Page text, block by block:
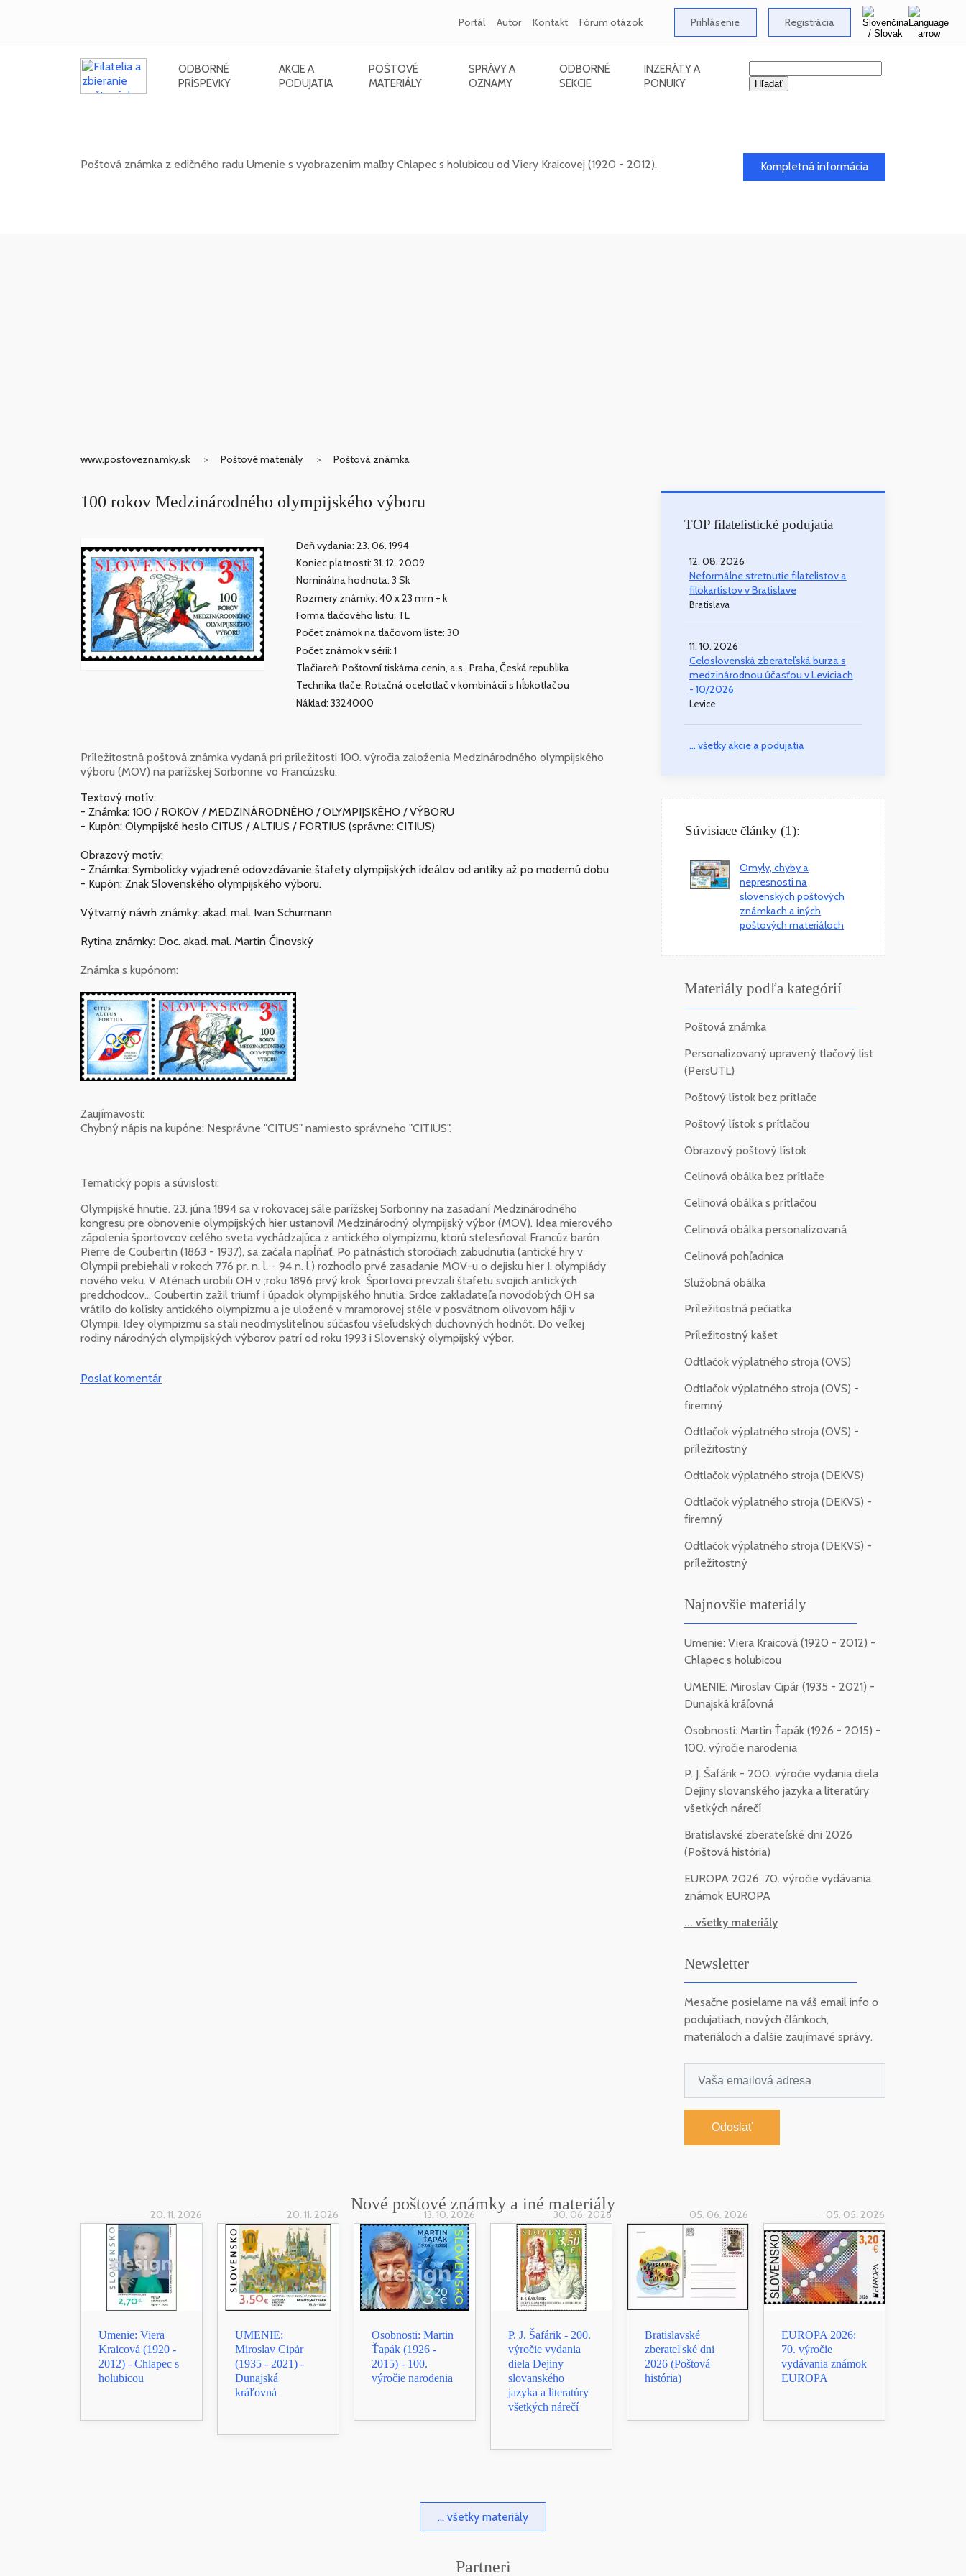
Portál Autor Kontakt Fórum otázok Prihlásenie Registrácia
ODBORNÉ
PRÍSPEVKY
AKCIE A
PODUJATIA
POŠTOVÉ
MATERIÁLY
SPRÁVY A
OZNAMY
ODBORNÉ
SEKCIE
INZERÁTY A
PONUKY
Poštová známka z edičného radu Umenie s vyobrazením maľby Chlapec s holubicou od Viery Kraicovej (1920 - 2012).
Kompletná informácia
www.postoveznamky.sk Poštové materiály Poštová známka
100 rokov Medzinárodného olympijského výboru
Deň vydania: 23. 06. 1994
Koniec platnosti: 31. 12. 2009
Nominálna hodnota: 3 Sk
Rozmery známky: 40 x 23 mm + k
Forma tlačového listu: TL
Počet známok na tlačovom liste: 30
Počet známok v sérii: 1
Tlačiareň: Poštovní tiskárna cenin, a.s., Praha, Česká republika
Technika tlače: Rotačná oceľotlač v kombinácii s hĺbkotlačou
Náklad: 3324000
Príležitostná poštová známka vydaná pri príležitosti 100. výročia založenia Medzinárodného olympijského
výboru (MOV) na parížskej Sorbonne vo Francúzsku.
Textový motív:
- Známka: 100 / ROKOV / MEDZINÁRODNÉHO / OLYMPIJSKÉHO / VÝBORU
- Kupón: Olympijské heslo CITUS / ALTIUS / FORTIUS (správne: CITIUS)
Obrazový motív:
- Známka: Symbolicky vyjadrené odovzdávanie štafety olympijských ideálov od antiky až po modernú dobu
- Kupón: Znak Slovenského olympijského výboru.
Výtvarný návrh známky: akad. mal. Ivan Schurmann
Rytina známky: Doc. akad. mal. Martin Činovský
Známka s kupónom:
Zaujímavosti:
Chybný nápis na kupóne: Nesprávne "CITUS" namiesto správneho "CITIUS".
Tematický popis a súvislosti:
Olympijské hnutie. 23. júna 1894 sa v rokovacej sále parížskej Sorbonny na zasadaní Medzinárodného
kongresu pre obnovenie olympijských hier ustanovil Medzinárodný olympijský výbor (MOV). Idea mierového
zápolenia športovcov celého sveta vychádzajúca z antického olympizmu, ktorú stelesňoval Francúz barón
Pierre de Coubertin (1863 - 1937), sa začala napĺňať. Po pätnástich storočiach zabudnutia (antické hry v
Olympii prebiehali v rokoch 776 pr. n. l. - 94 n. l.) rozhodlo prvé zasadanie MOV-u o dejisku hier I. olympiády
nového veku. V Aténach urobili OH v ;roku 1896 prvý krok. Športovci prevzali štafetu svojich antických
predchodcov... Coubertin zažil triumf i úpadok olympijského hnutia. Srdce zakladateľa novodobých OH sa
vrátilo do kolísky antického olympizmu a je uložené v mramorovej stéle v posvätnom olivovom háji v
Olympii. Idey olympizmu sa stali neodmysliteľnou súčasťou všeľudských duchovných hodnôt. Do veľkej
rodiny národných olympijských výborov patrí od roku 1993 i Slovenský olympijský výbor.
Poslať komentár
TOP filatelistické podujatia
12. 08. 2026
Neformálne stretnutie filatelistov a
filokartistov v Bratislave
Bratislava
11. 10. 2026
Celoslovenská zberateľská burza s
medzinárodnou účasťou v Leviciach
- 10/2026
Levice
... všetky akcie a podujatia
Súvisiace články (1):
Omyly, chyby a
nepresnosti na
slovenských poštových
známkach a iných
poštových materiáloch
Materiály podľa kategórií
Poštová známka
Personalizovaný upravený tlačový list
(PersUTL)
Poštový lístok bez prítlače
Poštový lístok s prítlačou
Obrazový poštový lístok
Celinová obálka bez prítlače
Celinová obálka s prítlačou
Celinová obálka personalizovaná
Celinová pohľadnica
Služobná obálka
Príležitostná pečiatka
Príležitostný kašet
Odtlačok výplatného stroja (OVS)
Odtlačok výplatného stroja (OVS) -
firemný
Odtlačok výplatného stroja (OVS) -
príležitostný
Odtlačok výplatného stroja (DEKVS)
Odtlačok výplatného stroja (DEKVS) -
firemný
Odtlačok výplatného stroja (DEKVS) -
príležitostný
Najnovšie materiály
Umenie: Viera Kraicová (1920 - 2012) -
Chlapec s holubicou
UMENIE: Miroslav Cipár (1935 - 2021) -
Dunajská kráľovná
Osobnosti: Martin Ťapák (1926 - 2015) -
100. výročie narodenia
P. J. Šafárik - 200. výročie vydania diela
Dejiny slovanského jazyka a literatúry
všetkých nárečí
Bratislavské zberateľské dni 2026
(Poštová história)
EUROPA 2026: 70. výročie vydávania
známok EUROPA
... všetky materiály
Newsletter
Mesačne posielame na váš email info o
podujatiach, nových článkoch,
materiáloch a ďalšie zaujímavé správy.
Odoslať
Nové poštové známky a iné materiály
20. 11. 2026
Umenie: Viera
Kraicová (1920 -
2012) - Chlapec s
holubicou
20. 11. 2026
UMENIE:
Miroslav Cipár
(1935 - 2021) -
Dunajská
kráľovná
13. 10. 2026
Osobnosti: Martin
Ťapák (1926 -
2015) - 100.
výročie narodenia
30. 06. 2026
P. J. Šafárik - 200.
výročie vydania
diela Dejiny
slovanského
jazyka a literatúry
všetkých nárečí
05. 06. 2026
Bratislavské
zberateľské dni
2026 (Poštová
história)
05. 05. 2026
EUROPA 2026:
70. výročie
vydávania známok
EUROPA
... všetky materiály
Partneri